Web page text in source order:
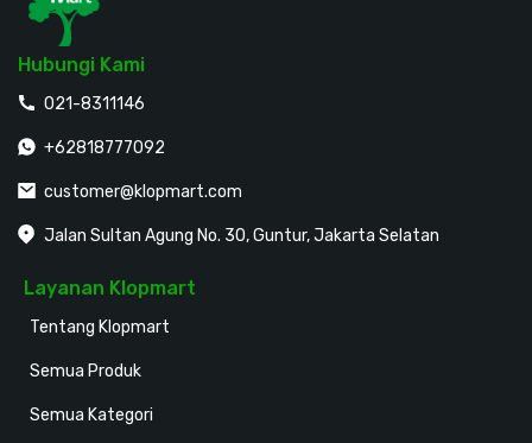
Hubungi Kami
021-8311146
+62818777092
customer@klopmart.com
Jalan Sultan Agung No. 30, Guntur, Jakarta Selatan
Layanan Klopmart
Tentang Klopmart
Semua Produk
Semua Kategori